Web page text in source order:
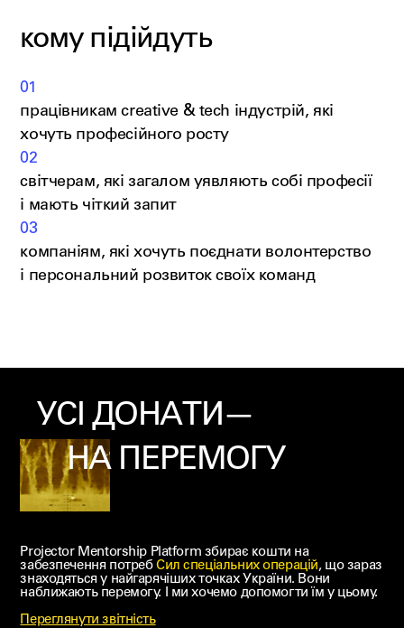
кому підійдуть
01
працівникам creative & tech індустрій, які
хочуть професійного росту
02
світчерам, які загалом уявляють собі професії
і мають чіткий запит
03
компаніям, які хочуть поєднати волонтерство
і персональний розвиток своїх команд
УСІ ДОНАТИ—
НА ПЕРЕМОГУ
Projector Mentorship Platform збирає кошти на
забезпечення потребCил спеціальних операцій, що зараз
знаходяться у найгарячіших точках України. Вони
наближають перемогу. І ми хочемо допомогти їм у цьому.
Переглянути звітність